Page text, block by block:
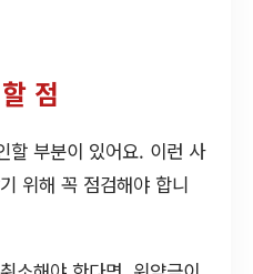
점
할 부분이 있어요. 이런 사
위해 꼭 점검해야 합니